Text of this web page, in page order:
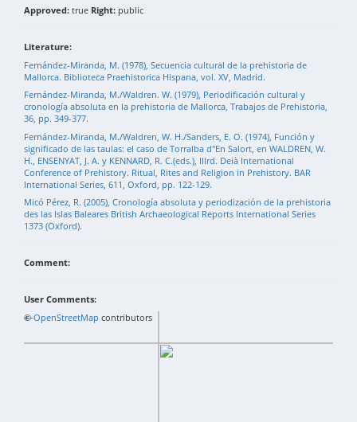
Approved: true Right: public
Literature:
Fernández-Miranda, M. (1978), Secuencia cultural de la prehistoria de
Mallorca. Biblioteca Praehistorica Hispana, vol. XV, Madrid.
Fernández-Miranda, M./Waldren. W. (1979), Periodificación cultural y
cronología absoluta en la prehistoria de Mallorca, Trabajos de Prehistoria,
36, pp. 349-377.
Fernández-Miranda, M./Waldren, W. H./Sanders, E. O. (1974), Función y
significado de las taulas: el caso de Torralba d"En Salort, en WALDREN, W.
H., ENSENYAT, J. A. y KENNARD, R. C.(eds.), Illrd. Deià International
Conference of Prehistory. Ritual, Rites and Religion in Prehistory. BAR
International Series, 611, Oxford, pp. 122-129.
Micó Pérez, R. (2005), Cronología absoluta y periodización de la prehistoria
des las Islas Baleares British Archaeological Reports International Series
1373 (Oxford).
Comment:
User Comments:
+−
©OpenStreetMap contributors